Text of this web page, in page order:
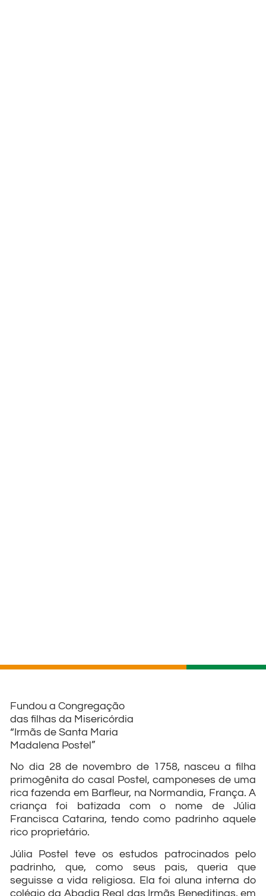
Fundou a Congregação
das filhas da Misericórdia
“Irmãs de Santa Maria
Madalena Postel”
No dia 28 de novembro de 1758, nasceu a filha
primogênita do casal Postel, camponeses de uma
rica fazenda em Barfleur, na Normandia, França. A
criança foi batizada com o nome de Júlia
Francisca Catarina, tendo como padrinho aquele
rico proprietário.
Júlia Postel teve os estudos patrocinados pelo
padrinho, que, como seus pais, queria que
seguisse a vida religiosa. Ela foi aluna interna do
colégio da Abadia Real das Irmãs Beneditinas, em